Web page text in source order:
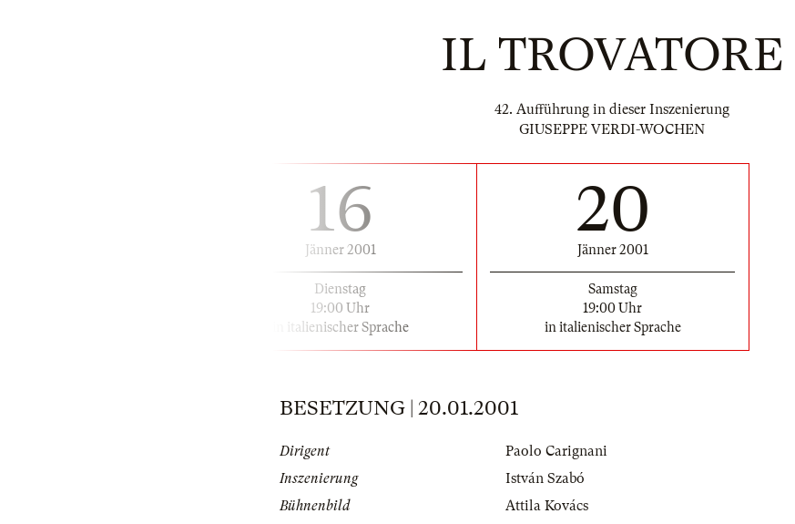
IL TROVATORE
42. Aufführung in dieser Inszenierung
GIUSEPPE VERDI-WOCHEN
16
Jänner 2001
Dienstag
19:00 Uhr
in italienischer Sprache
20
Jänner 2001
Samstag
19:00 Uhr
in italienischer Sprache
BESETZUNG | 20.01.2001
Dirigent
Paolo Carignani
Inszenierung
István Szabó
Bühnenbild
Attila Kovács